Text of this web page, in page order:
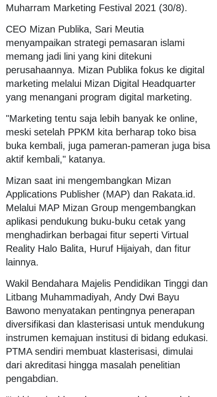
Muharram Marketing Festival 2021 (30/8).
CEO Mizan Publika, Sari Meutia
menyampaikan strategi pemasaran islami
memang jadi lini yang kini ditekuni
perusahaannya. Mizan Publika fokus ke digital
marketing melalui Mizan Digital Headquarter
yang menangani program digital marketing.
"Marketing tentu saja lebih banyak ke online,
meski setelah PPKM kita berharap toko bisa
buka kembali, juga pameran-pameran juga bisa
aktif kembali," katanya.
Mizan saat ini mengembangkan Mizan
Applications Publisher (MAP) dan Rakata.id.
Melalui MAP Mizan Group mengembangkan
aplikasi pendukung buku-buku cetak yang
menghadirkan berbagai fitur seperti Virtual
Reality Halo Balita, Huruf Hijaiyah, dan fitur
lainnya.
Wakil Bendahara Majelis Pendidikan Tinggi dan
Litbang Muhammadiyah, Andy Dwi Bayu
Bawono menyatakan pentingnya penerapan
diversifikasi dan klasterisasi untuk mendukung
instrumen kemajuan institusi di bidang edukasi.
PTMA sendiri membuat klasterisasi, dimulai
dari akreditasi hingga masalah penelitian
pengabdian.